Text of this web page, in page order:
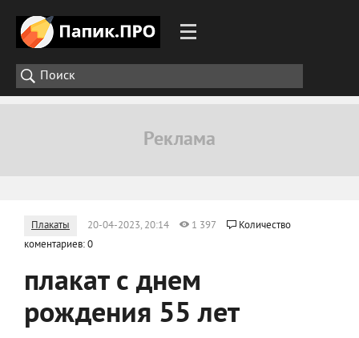
Плакаты 20-04-2023, 20:14 1 397
Количество
коментариев: 0
плакат с днем
рождения 55 лет